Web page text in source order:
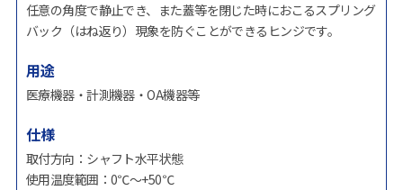
任意の角度で静止でき、また蓋等を閉じた時におこるスプリング
バック（はね返り）現象を防ぐことができるヒンジです。
用途
医療機器・計測機器・OA機器等
仕様
取付方向：シャフト水平状態
使用温度範囲：0℃～+50℃